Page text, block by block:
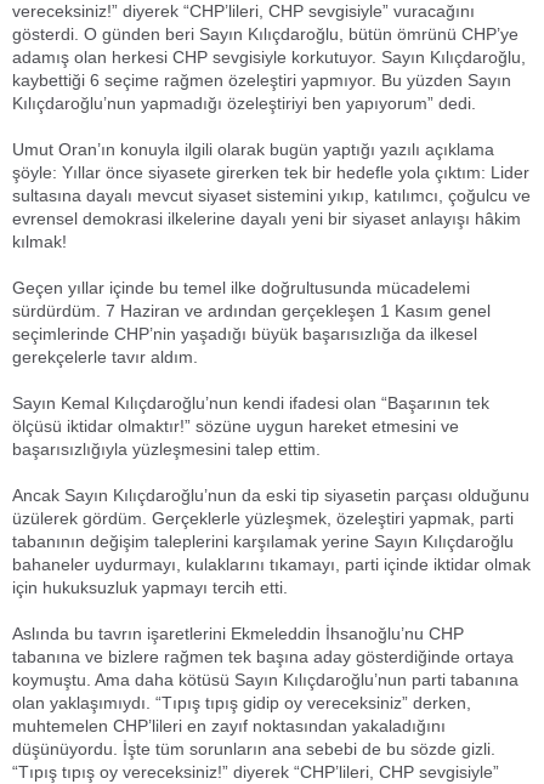
vereceksiniz!” diyerek “CHP’lileri, CHP sevgisiyle” vuracağını
gösterdi. O günden beri Sayın Kılıçdaroğlu, bütün ömrünü CHP’ye
adamış olan herkesi CHP sevgisiyle korkutuyor. Sayın Kılıçdaroğlu,
kaybettiği 6 seçime rağmen özeleştiri yapmıyor. Bu yüzden Sayın
Kılıçdaroğlu’nun yapmadığı özeleştiriyi ben yapıyorum” dedi.
Umut Oran’ın konuyla ilgili olarak bugün yaptığı yazılı açıklama
şöyle: Yıllar önce siyasete girerken tek bir hedefle yola çıktım: Lider
sultasına dayalı mevcut siyaset sistemini yıkıp, katılımcı, çoğulcu ve
evrensel demokrasi ilkelerine dayalı yeni bir siyaset anlayışı hâkim
kılmak!
Geçen yıllar içinde bu temel ilke doğrultusunda mücadelemi
sürdürdüm. 7 Haziran ve ardından gerçekleşen 1 Kasım genel
seçimlerinde CHP’nin yaşadığı büyük başarısızlığa da ilkesel
gerekçelerle tavır aldım.
Sayın Kemal Kılıçdaroğlu’nun kendi ifadesi olan “Başarının tek
ölçüsü iktidar olmaktır!” sözüne uygun hareket etmesini ve
başarısızlığıyla yüzleşmesini talep ettim.
Ancak Sayın Kılıçdaroğlu’nun da eski tip siyasetin parçası olduğunu
üzülerek gördüm. Gerçeklerle yüzleşmek, özeleştiri yapmak, parti
tabanının değişim taleplerini karşılamak yerine Sayın Kılıçdaroğlu
bahaneler uydurmayı, kulaklarını tıkamayı, parti içinde iktidar olmak
için hukuksuzluk yapmayı tercih etti.
Aslında bu tavrın işaretlerini Ekmeleddin İhsanoğlu’nu CHP
tabanına ve bizlere rağmen tek başına aday gösterdiğinde ortaya
koymuştu. Ama daha kötüsü Sayın Kılıçdaroğlu’nun parti tabanına
olan yaklaşımıydı. “Tıpış tıpış gidip oy vereceksiniz” derken,
muhtemelen CHP’lileri en zayıf noktasından yakaladığını
düşünüyordu. İşte tüm sorunların ana sebebi de bu sözde gizli.
“Tıpış tıpış oy vereceksiniz!” diyerek “CHP’lileri, CHP sevgisiyle”